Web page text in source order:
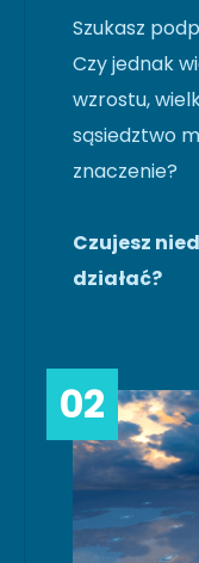
Szukasz
Czy jednak
wzrostu,
sąsiedztwo
znaczenie?
Czujesz
działać?
02